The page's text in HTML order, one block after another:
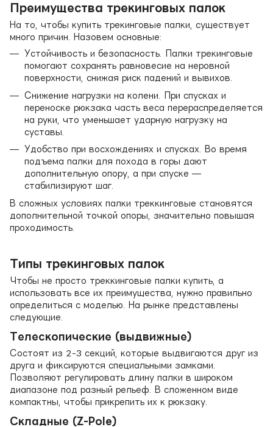
Преимущества трекинговых палок
На то, чтобы купить трекинговые палки, существует
много причин. Назовем основные:
Устойчивость и безопасность. Палки трекинговые
помогают сохранять равновесие на неровной
поверхности, снижая риск падений и вывихов.
Снижение нагрузки на колени. При спусках и
переноске рюкзака часть веса перераспределяется
на руки, что уменьшает ударную нагрузку на
суставы.
Удобство при восхождениях и спусках. Во время
подъема палки для похода в горы дают
дополнительную опору, а при спуске —
стабилизируют шаг.
В сложных условиях палки треккинговые становятся
дополнительной точкой опоры, значительно повышая
проходимость.
Типы трекинговых палок
Чтобы не просто треккинговые палки купить, а
использовать все их преимущества, нужно правильно
определиться с моделью. На рынке представлены
следующие.
Телескопические (выдвижные)
Состоят из 2-3 секций, которые выдвигаются друг из
друга и фиксируются специальными замками.
Позволяют регулировать длину палки в широком
диапазоне под разный рельеф. В сложенном виде
компактны, чтобы прикрепить их к рюкзаку.
Складные (Z-Pole)